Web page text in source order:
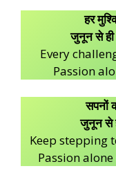
हर
जुनून से
Every
Passion
सपनों
जुनून से
Keep stepping
Passion